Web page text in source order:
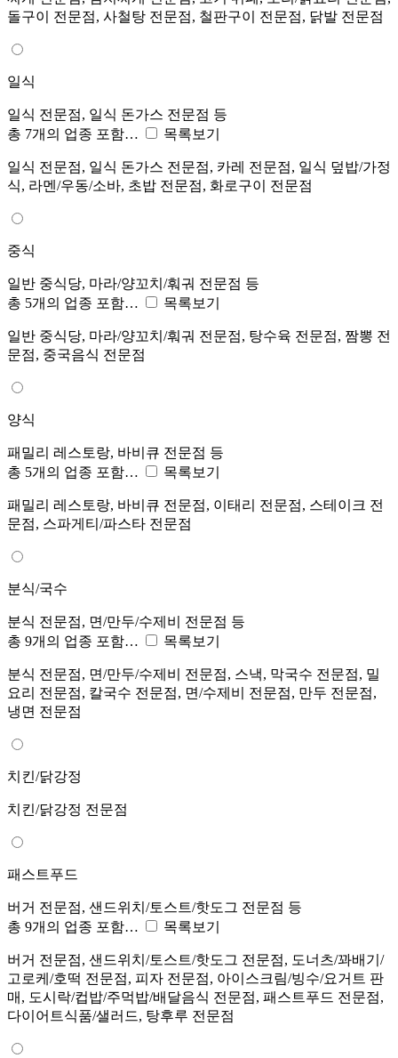
돌구이 전문점, 사철탕 전문점, 철판구이 전문점, 닭발 전문점
일식
일식 전문점, 일식 돈가스 전문점 등
총 7개의 업종 포함…
목록보기
일식 전문점, 일식 돈가스 전문점, 카레 전문점, 일식 덮밥/가정
식, 라멘/우동/소바, 초밥 전문점, 화로구이 전문점
중식
일반 중식당, 마라/양꼬치/훠궈 전문점 등
총 5개의 업종 포함…
목록보기
일반 중식당, 마라/양꼬치/훠궈 전문점, 탕수육 전문점, 짬뽕 전
문점, 중국음식 전문점
양식
패밀리 레스토랑, 바비큐 전문점 등
총 5개의 업종 포함…
목록보기
패밀리 레스토랑, 바비큐 전문점, 이태리 전문점, 스테이크 전
문점, 스파게티/파스타 전문점
분식/국수
분식 전문점, 면/만두/수제비 전문점 등
총 9개의 업종 포함…
목록보기
분식 전문점, 면/만두/수제비 전문점, 스낵, 막국수 전문점, 밀
요리 전문점, 칼국수 전문점, 면/수제비 전문점, 만두 전문점,
냉면 전문점
치킨/닭강정
치킨/닭강정 전문점
패스트푸드
버거 전문점, 샌드위치/토스트/핫도그 전문점 등
총 9개의 업종 포함…
목록보기
버거 전문점, 샌드위치/토스트/핫도그 전문점, 도너츠/꽈배기/
고로케/호떡 전문점, 피자 전문점, 아이스크림/빙수/요거트 판
매, 도시락/컵밥/주먹밥/배달음식 전문점, 패스트푸드 전문점,
다이어트식품/샐러드, 탕후루 전문점